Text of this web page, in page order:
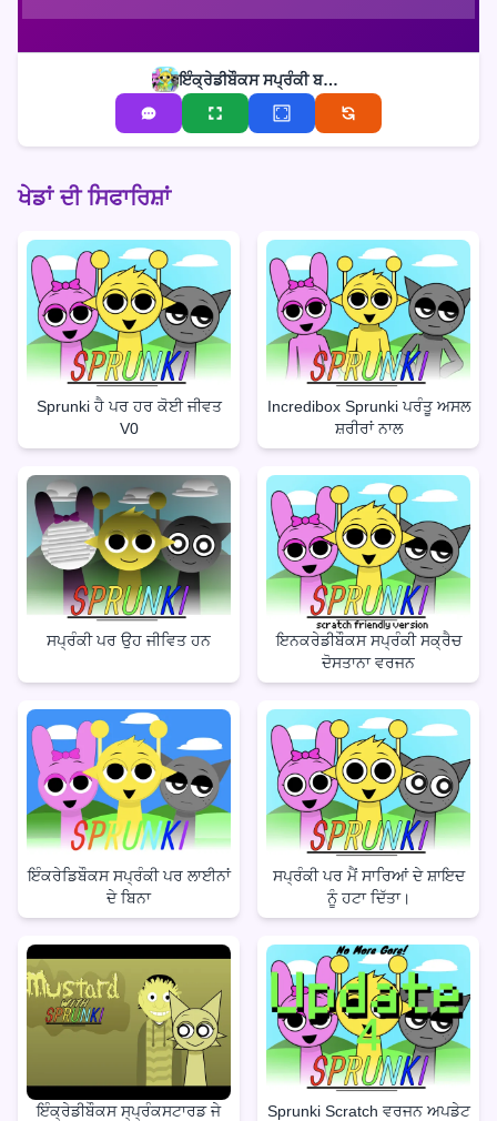
ਇੰਕ੍ਰੇਡੀਬੌਕਸ ਸਪ੍ਰੰਕੀ ਬਟ ਵੀਅਰਡ
ਖੇਡਾਂ ਦੀ ਸਿਫਾਰਿਸ਼ਾਂ
Sprunki ਹੈ ਪਰ ਹਰ ਕੋਈ ਜੀਵਤ
V0
Incredibox Sprunki ਪਰੰਤੂ ਅਸਲ
ਸ਼ਰੀਰਾਂ ਨਾਲ
ਸਪ੍ਰੰਕੀ ਪਰ ਉਹ ਜੀਵਿਤ ਹਨ
ਇਨਕਰੇਡੀਬੌਕਸ ਸਪ੍ਰੰਕੀ ਸਕ੍ਰੈਚ
ਦੋਸਤਾਨਾ ਵਰਜਨ
ਇੰਕਰੇਡਿਬੌਕਸ ਸਪ੍ਰੰਕੀ ਪਰ ਲਾਈਨਾਂ
ਦੇ ਬਿਨਾ
ਸਪ੍ਰੰਕੀ ਪਰ ਮੈਂ ਸਾਰਿਆਂ ਦੇ ਸ਼ਾਇਦ
ਨੂੰ ਹਟਾ ਦਿੱਤਾ।
ਇੰਕ੍ਰੇਡੀਬੌਕਸ ਸ੍ਪ੍ਰੰਕਸਟਾਰਡ ਜੇ
Sprunki Scratch ਵਰਜਨ ਅਪਡੇਟ